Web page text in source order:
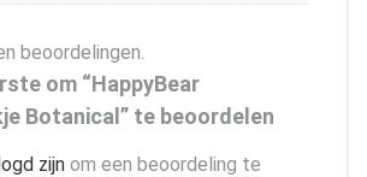
beoordelingen.
om “HappyBear
Botanical” te beoordelen
zijn om een beoordeling te